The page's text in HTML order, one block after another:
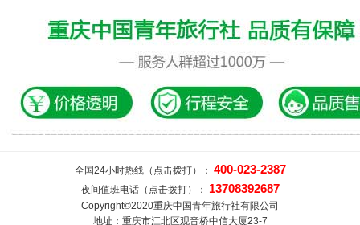
全国24小时热线（点击拨打）： 400-023-2387
夜间值班电话（点击拨打）： 13708392687
Copyright©2020重庆中国青年旅行社有限公司
地址：重庆市江北区观音桥中信大厦23-7